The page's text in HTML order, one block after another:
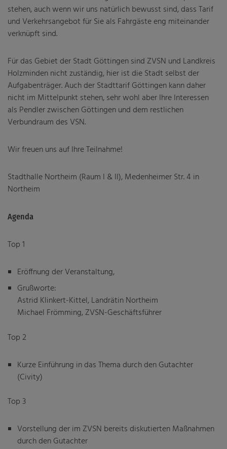
stehen, auch wenn wir uns natürlich bewusst sind, dass Tarif
und Verkehrsangebot für Sie als Fahrgäste eng miteinander
verknüpft sind.
Für das Gebiet der Stadt Göttingen sind ZVSN und Landkreis
Holzminden nicht zuständig, hier ist die Stadt selbst der
Aufgabenträger. Auch der Stadttarif Göttingen kann daher
nicht im Mittelpunkt stehen, sehr wohl aber Ihre Interessen
als Pendler zwischen Göttingen und dem restlichen
Verbundraum des VSN.
Wir freuen uns auf Ihre Teilnahme!
Stadthalle Northeim (Raum I & II), Medenheimer Str. 4 in
Northeim
Agenda
Top 1
Eröffnung der Veranstaltung,
Grußworte:
Astrid Klinkert-Kittel, Landrätin Northeim
Michael Frömming, ZVSN-Geschäftsführer
Top 2
Kurze Einführung in das Thema durch den Gutachter
(Civity)
Top 3
Vorstellung der im ZVSN bereits diskutierten Maßnahmen
durch den Gutachter